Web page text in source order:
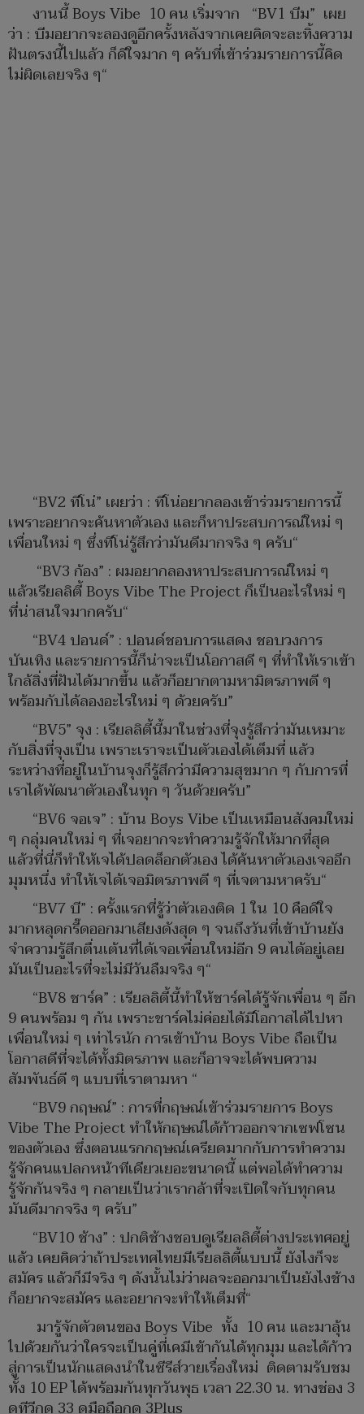
งานนี้ Boys Vibe 10 คน เริ่มจาก “BV1 บีม” เผย
ว่า : บีมอยากจะลองดูอีกครั้งหลังจากเคยคิดจะละทิ้งความ
ฝันตรงนี้ไปแล้ว ก็ดีใจมาก ๆ ครับที่เข้าร่วมรายการนี้คิด
ไม่ผิดเลยจริง ๆ“
“BV2 ทีโน่” เผยว่า : ทีโน่อยากลองเข้าร่วมรายการนี้
เพราะอยากจะค้นหาตัวเอง และก็หาประสบการณ์ใหม่ ๆ
เพื่อนใหม่ ๆ ซึ่งทีโน่รู้สึกว่ามันดีมากจริง ๆ ครับ“
“BV3 ก้อง” : ผมอยากลองหาประสบการณ์ใหม่ ๆ
แล้วเรียลลิตี้ Boys Vibe The Project ก็เป็นอะไรใหม่ ๆ
ที่น่าสนใจมากครับ“
“BV4 ปอนด์” : ปอนด์ชอบการแสดง ชอบวงการ
บันเทิง และรายการนี้ก็น่าจะเป็นโอกาสดี ๆ ที่ทำให้เราเข้า
ใกล้สิ่งที่ฝันได้มากขึ้น แล้วก็อยากตามหามิตรภาพดี ๆ
พร้อมกับได้ลองอะไรใหม่ ๆ ด้วยครับ”
“BV5” จุง : เรียลลิตี้นี้มาในช่วงที่จุงรู้สึกว่ามันเหมาะ
กับสิ่งที่จุงเป็น เพราะเราจะเป็นตัวเองได้เต็มที่ แล้ว
ระหว่างที่อยู่ในบ้านจุงก็รู้สึกว่ามีความสุขมาก ๆ กับการที่
เราได้พัฒนาตัวเองในทุก ๆ วันด้วยครับ”
“BV6 จอเจ” : บ้าน Boys Vibe เป็นเหมือนสังคมใหม่
ๆ กลุ่มคนใหม่ ๆ ที่เจอยากจะทำความรู้จักให้มากที่สุด
แล้วที่นี่ก็ทำให้เจได้ปลดล็อกตัวเอง ได้ค้นหาตัวเองเจออีก
มุมหนึ่ง ทำให้เจได้เจอมิตรภาพดี ๆ ที่เจตามหาครับ“
“BV7 บี” : ครั้งแรกที่รู้ว่าตัวเองติด 1 ใน 10 คือดีใจ
มากหลุดกรี๊ดออกมาเสียงดังสุด ๆ จนถึงวันที่เข้าบ้านยัง
จำความรู้สึกตื่นเต้นที่ได้เจอเพื่อนใหม่อีก 9 คนได้อยู่เลย
มันเป็นอะไรที่จะไม่มีวันลืมจริง ๆ“
“BV8 ชาร์ค” : เรียลลิตี้นี้ทำให้ชาร์คได้รู้จักเพื่อน ๆ อีก
9 คนพร้อม ๆ กัน เพราะชาร์คไม่ค่อยได้มีโอกาสได้ไปหา
เพื่อนใหม่ ๆ เท่าไรนัก การเข้าบ้าน Boys Vibe ถือเป็น
โอกาสดีที่จะได้ทั้งมิตรภาพ และก็อาจจะได้พบความ
สัมพันธ์ดี ๆ แบบที่เราตามหา “
“BV9 กฤษณ์” : การที่กฤษณ์เข้าร่วมรายการ Boys
Vibe The Project ทำให้กฤษณ์ได้ก้าวออกจากเซฟโซน
ของตัวเอง ซึ่งตอนแรกกฤษณ์เครียดมากกับการทำความ
รู้จักคนแปลกหน้าทีเดียวเยอะขนาดนี้ แต่พอได้ทำความ
รู้จักกันจริง ๆ กลายเป็นว่าเรากล้าที่จะเปิดใจกับทุกคน
มันดีมากจริง ๆ ครับ”
“BV10 ช้าง” : ปกติช้างชอบดูเรียลลิตี้ต่างประเทศอยู่
แล้ว เคยคิดว่าถ้าประเทศไทยมีเรียลลิตี้แบบนี้ ยังไงก็จะ
สมัคร แล้วก็มีจริง ๆ ดังนั้นไม่ว่าผลจะออกมาเป็นยังไงช้าง
ก็อยากจะสมัคร และอยากจะทำให้เต็มที่“
มารู้จักตัวตนของ Boys Vibe ทั้ง 10 คน และมาลุ้น
ไปด้วยกันว่าใครจะเป็นคู่ที่เคมีเข้ากันได้ทุกมุม และได้ก้าว
สู่การเป็นนักแสดงนำในซีรีส์วายเรื่องใหม่ ติดตามรับชม
ทั้ง 10 EP ได้พร้อมกันทุกวันพุธ เวลา 22.30 น. ทางช่อง 3
ดูทีวีกด 33 ดูมือถือกด 3Plus